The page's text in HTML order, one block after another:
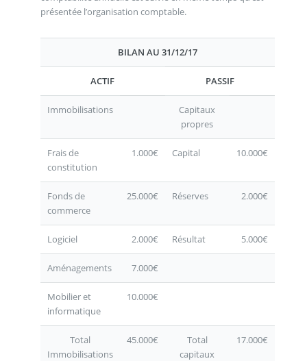
présentée l’organisation comptable.
BILAN AU 31/12/17
ACTIF PASSIF
Immobilisations
Capitaux
propres
Frais de
constitution
1.000€ Capital 10.000€
Fonds de
commerce
25.000€ Réserves 2.000€
Logiciel 2.000€ Résultat 5.000€
Aménagements 7.000€
Mobilier et
informatique
10.000€
Total
Immobilisations
45.000€
Total
capitaux
17.000€